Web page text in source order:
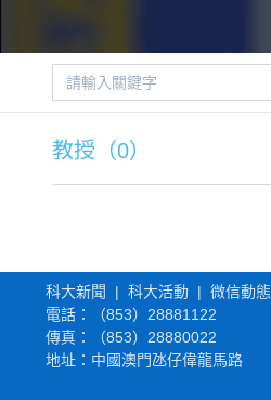
教授（0）
科大新聞 | 科大活動 | 微信動態
電話：（853） 28881122
傳真：（853）28880022
地址：中國澳門氹仔偉龍馬路